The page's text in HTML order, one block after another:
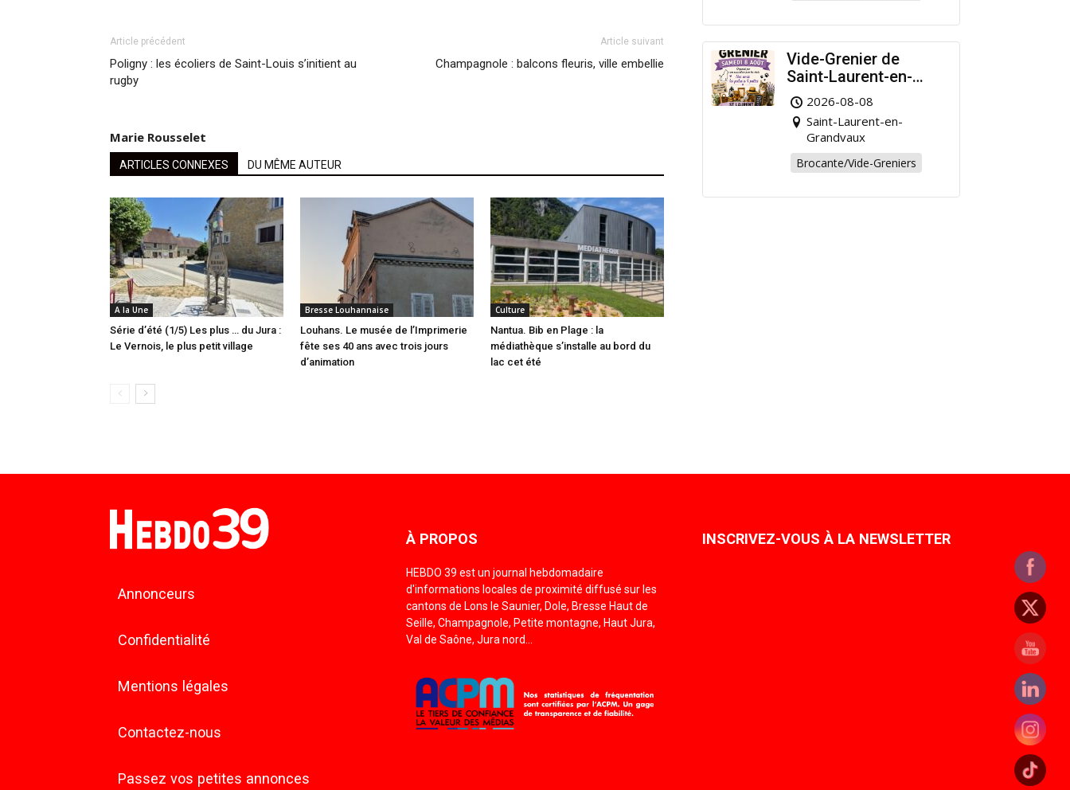
Article précédent
Poligny : les écoliers de Saint-Louis s’initient au
rugby
Article suivant
Champagnole : balcons fleuris, ville embellie
Marie Rousselet
ARTICLES CONNEXES DU MÊME AUTEUR
A la Une
Série d’été (1/5) Les plus … du Jura :
Le Vernois, le plus petit village
Bresse Louhannaise
Louhans. Le musée de l’Imprimerie
fête ses 40 ans avec trois jours
d’animation
Culture
Nantua. Bib en Plage : la
médiathèque s’installe au bord du
lac cet été
Vide-Grenier de
Saint-Laurent-en-
Grandvaux : Venez
chiner pour la bonne
cause !
2026-08-08
Saint-Laurent-en-
Grandvaux
Brocante/Vide-Greniers